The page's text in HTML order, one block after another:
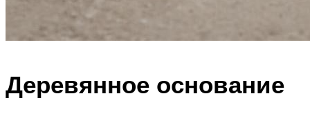
Деревянное основание